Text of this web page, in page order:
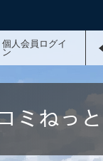
個人会員ログイ
ン
ミねっと